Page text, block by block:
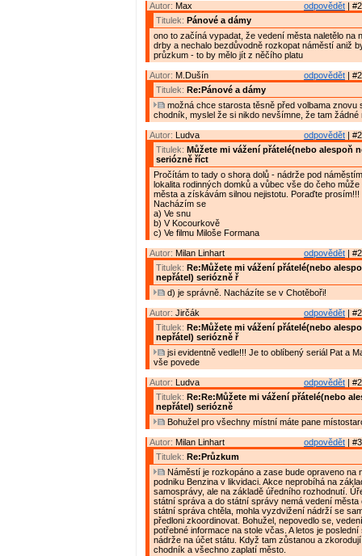
odpovědět |
Autor: Max
Titulek: Pánové a dámy
ono to začíná vypadat, že vedení města naletělo na
drby a nechalo bezdůvodně rozkopat náměstí aniž
průzkum - to by mělo jít z něčího platu
odpovědět |
Autor: M.Dušín
Titulek: Re:Pánové a dámy
možná chce starosta těsně před volbama znovu
chodník, myslel že si nikdo nevšímne, že tam žádné
odpovědět |
Autor: Ludva
Titulek: Můžete mi vážení přátelé(nebo alespoň
seriózně říct
Pročítám to tady o shora dolů - nádrže pod
lokalita rodinných domků a vůbec vše do čeho může
města a získávám silnou nejistotu. Poraďte prosím!!!
Nacházím se
a) Ve snu
b) V Kocourkově
c) Ve filmu Miloše Formana
odpovědět |
Autor: Milan Linhart
Titulek: Re:Můžete mi vážení přátelé(nebo
nepřátel) seriózně ř
d) je správně. Nacházíte se v Chotěboři!
odpovědět |
Autor: Jirčák
Titulek: Re:Můžete mi vážení přátelé(nebo
nepřátel) seriózně ř
jsi evidentně vedle!!! Je to oblíbený seriál Pat a
vše povede
odpovědět |
Autor: Ludva
Titulek: Re:Re:Můžete mi vážení přátelé(nebo
nepřátel) seriózně
Bohužel pro všechny místní máte pane
odpovědět |
Autor: Milan Linhart
Titulek: Re:Průzkum
Náměstí je rozkopáno a zase bude opraveno na
podniku Benzina v likvidaci. Akce neprobíhá na
samosprávy, ale na základě úředního rozhodnutí.
státní správa a do státní správy nemá vedení města
státní správa chtěla, mohla vyzdvižení nádrží se
předloni zkoordinovat. Bohužel, nepovedlo se,
potřebné informace na stole včas. A letos je
nádrže na účet státu. Když tam zůstanou a
chodník a všechno zaplatí město.